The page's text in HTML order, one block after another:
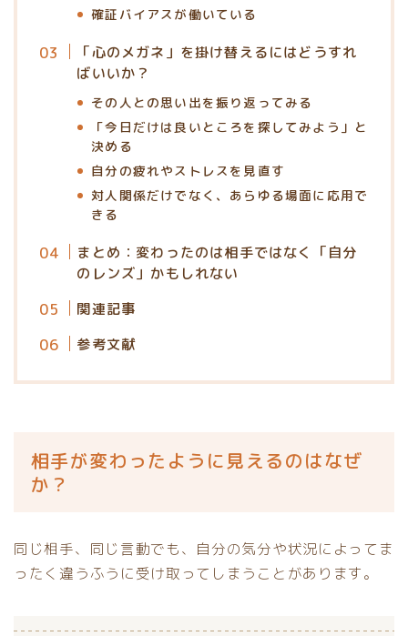
確証バイアスが働いている
「心のメガネ」を掛け替えるにはどうすれ
ばいいか？
その人との思い出を振り返ってみる
「今日だけは良いところを探してみよう」と
決める
自分の疲れやストレスを見直す
対人関係だけでなく、あらゆる場面に応用で
きる
まとめ：変わったのは相手ではなく「自分
のレンズ」かもしれない
関連記事
参考文献
相手が変わったように見えるのはなぜ
か？
同じ相手、同じ言動でも、自分の気分や状況によってま
ったく違うふうに受け取ってしまうことがあります。